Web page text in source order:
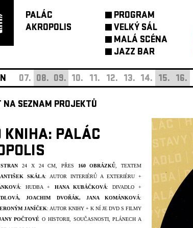
PALÁC
AKROPOLIS
PROGRAM
VELKÝ SÁL
MALÁ SCÉNA
JAZZ BAR
07. 08. 09. 10. 11. 12. 13. 14. 15. 16.
NA SEZNAM PROJEKTŮ
PALÁC
24 X 24 CM, PŘES 160 OBRÁZKŮ , TEXTEM
SKÁLA: AUTOR INTERIÉRŮ A EXTERIÉRU +
: HUDBA + HANA KUBÁČKOVÁ: DIVADLO +
JOACHIM DVOŘÁK, JANA KOMÁNKOVÁ:
JANÍČEK: AUTOR KNIHY + K NÍ JE DVD S FILMY
POČTOVÉ O HISTORII, SOUČASNOSTI, PLÁNECH A